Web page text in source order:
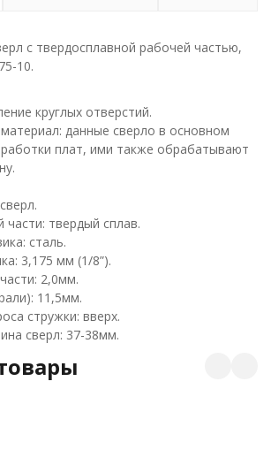
с твердосплавной рабочей частью,
10.
круглых отверстий.
данные сверло в основном
плат, ими также обрабатывают
твердый сплав.
сталь.
3,175 мм (1/8”).
2,0мм.
11,5мм.
стружки: вверх.
сверл: 37-38мм.